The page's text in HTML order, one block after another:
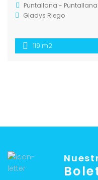
Puntallana - Puntallana
Gladys Riego
119 m2